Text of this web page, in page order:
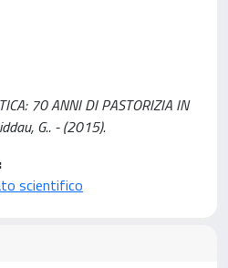
70 ANNI DI PASTORIZIA IN
G.. - (2015).
scientifico